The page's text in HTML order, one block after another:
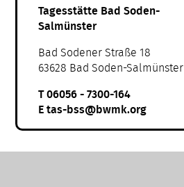
Tagesstätte Bad Soden-
Salmünster
Bad Sodener Straße 18
63628 Bad Soden-Salmünster
T 06056 - 7300-164
Etas-bss@bwmk.org